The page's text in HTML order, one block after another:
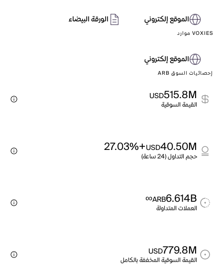
الموقع إلكتروني الورقة البيضاء
VOXIES موارد
الموقع إلكتروني
إحصائيات السوق ARB
515.8M
USD
القيمة السوقية
40.50M
USD
+27.03%
حجم التداول (24 ساعة)
6.614B
ARB
∞
العملات المتداولة
779.8M
USD
القيمة السوقية المخففة بالكامل